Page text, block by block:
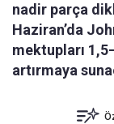
nadir parça
Haziran’da
mektupları
artırmaya